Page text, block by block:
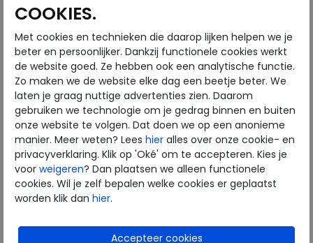
Gabor
Piedi Nudi
Pikolinos
Solidus
Think
Waldlaufer
Westland
Wolky
Herenschoenen
Australian
Birkenstock
Clarks
COOKIES.
Met cookies en technieken die daarop lijken helpen we je
beter en persoonlijker. Dankzij functionele cookies werkt
de website goed. Ze hebben ook een analytische functie.
Zo maken we de website elke dag een beetje beter. We
laten je graag nuttige advertenties zien. Daarom
gebruiken we technologie om je gedrag binnen en buiten
onze website te volgen. Dat doen we op een anonieme
manier. Meer weten? Lees hier alles over onze cookie- en
privacyverklaring. Klik op 'Oké' om te accepteren. Kies je
voor weigeren? Dan plaatsen we alleen functionele
cookies. Wil je zelf bepalen welke cookies er geplaatst
worden klik dan hier.